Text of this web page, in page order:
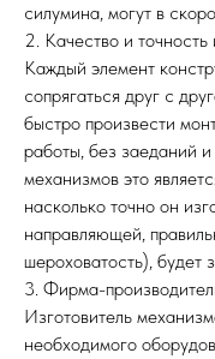
силумина, могут в
2. Качество и точность
Каждый элемент
сопрягаться друг с
быстро произвести
работы, без заеданий
механизмов это
насколько точно он
направляющей,
шероховатость), будет
3. Фирма-
Изготовитель
необходимого